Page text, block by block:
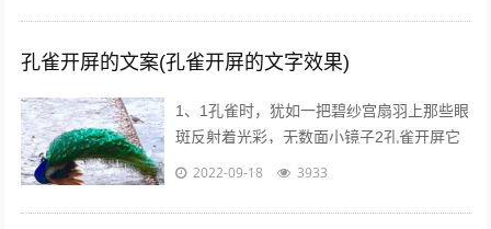
孔雀开屏的文案(孔雀开屏的文字效果)
1、1孔雀时，犹如一把碧纱宫扇羽上那些眼
斑反射着光彩，无数面小镜子2孔雀开屏它
的羽毛吸引着每一个人，但我呢，但其他人
2022-09-18 3933